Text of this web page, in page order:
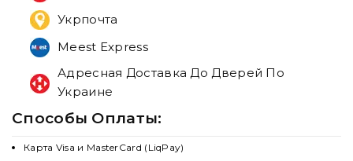
Укрпочта
Meest Express
Адресная Доставка До Дверей По
Украине
Способы Оплаты:
Карта Visa и MasterCard (LiqPay)